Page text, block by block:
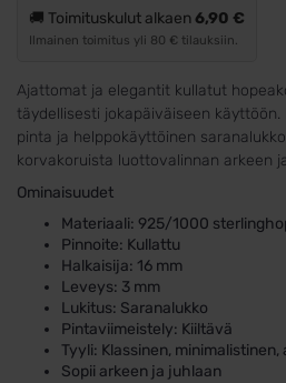
🚚 Toimituskulut alkaen6,90 €
Ilmainen toimitus yli 80 € tilauksiin.
Ajattomat ja elegantit kullatut
täydellisesti jokapäiväiseen käyttöön.
pinta ja helppokäyttöinen
korvakoruista luottovalinnan arkeen
Ominaisuudet
Materiaali: 925/1000
Pinnoite: Kullattu
Halkaisija: 16 mm
Leveys: 3 mm
Lukitus: Saranalukko
Pintaviimeistely: Kiiltävä
Tyyli: Klassinen, minimalistinen,
Sopii arkeen ja juhlaan